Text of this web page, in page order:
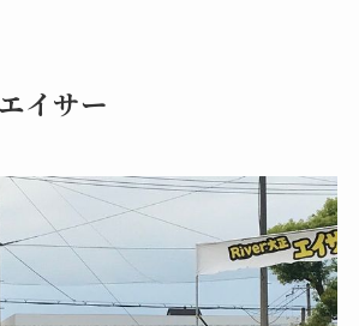
イサー